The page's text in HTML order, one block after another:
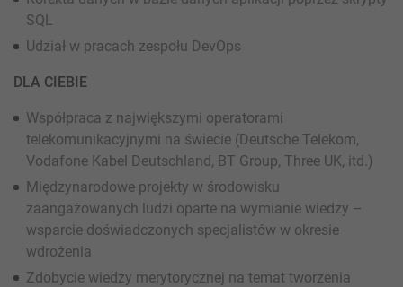
SQL
Udział w pracach zespołu DevOps
DLA CIEBIE
Współpraca z największymi operatorami
telekomunikacyjnymi na świecie (Deutsche Telekom,
Vodafone Kabel Deutschland, BT Group, Three UK, itd.)
Międzynarodowe projekty w środowisku
zaangażowanych ludzi oparte na wymianie wiedzy –
wsparcie doświadczonych specjalistów w okresie
wdrożenia
Zdobycie wiedzy merytorycznej na temat tworzenia